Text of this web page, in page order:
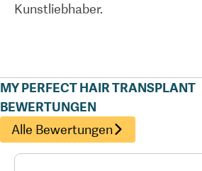
Kunstliebhaber.
MY PERFECT HAIR TRANSPLANT
BEWERTUNGEN
Alle Bewertungen